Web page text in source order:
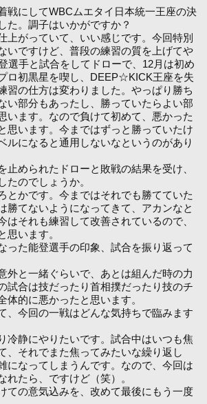
にしてWBCムエタイ日本統一王座の決
た。調子はいかがですか？
がっていて、いい感じです。今回特別
いですけど、普段の練習の質を上げてや
選手と試合をしてドローで、12月は初め
ロ初黒星を喫し、DEEP☆KICK王座を失
習の仕方は変わりました。やっぱり勝ち
い部分もあったし、勝っていたらよい部
います。なので負けて初めて、悪かった
思います。今まではずっと勝っていたけ
ルになると通用しないなというのがあり
められたドローと敗戦の結果を受け、
たのでしょうか。
かです。今まではそれでも勝てていた
勝てないようになってきて、アカンなと
はそれも練習して改善されているので、
思います。
た能登選手の印象、試合を振り返って
と一緒ぐらいで、あとは組んだ時の力
試合は技だったり首相撲だったり技のチ
体的に悪かったと思います。
今回の一戦はどんな気持ちで臨みます
静にやりたいです。試合中はいつも焦
、それでまた焦ってみたいな繰り返し
になってしまうんです。なので、今回は
れたら、ですけど（笑）。
の意気込みを、改めて最後にもう一度